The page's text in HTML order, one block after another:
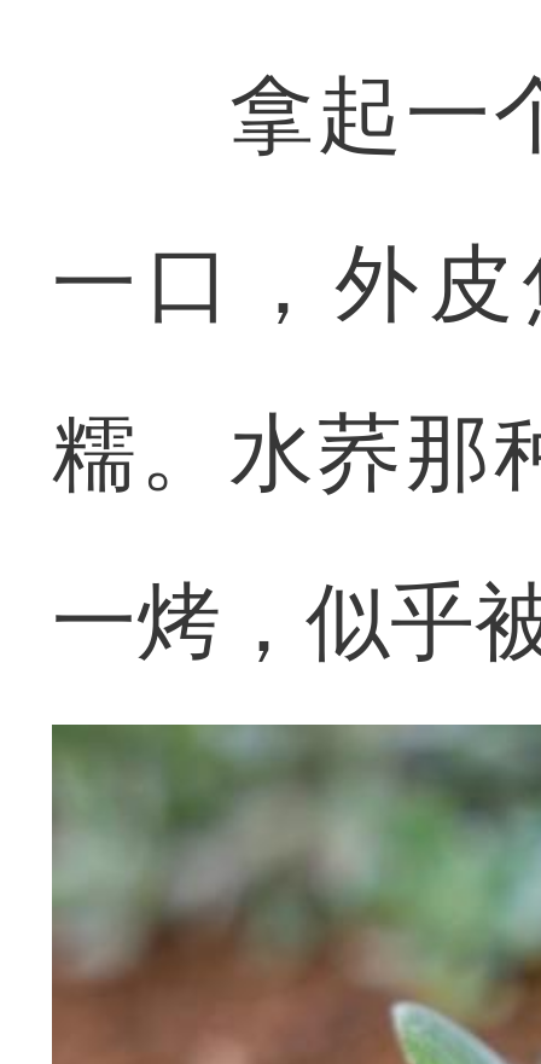
拿起一个
一口，外
糯。水荞那
一烤，似乎